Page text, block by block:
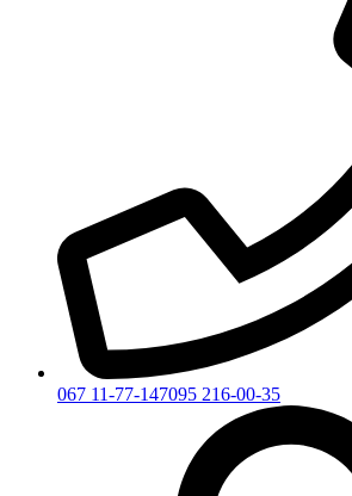
067 11-77-147095 216-00-35